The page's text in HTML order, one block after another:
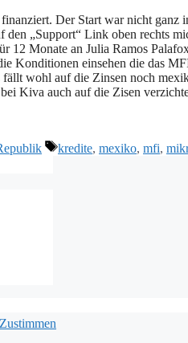
Der Start war nicht
„Support“ Link oben rechts
12 Monate an Julia Ramos
Konditionen einsehen die das
wohl auf die Zinsen noch
Kiva auch auf die Zisen
Schlagwörter
kredite, mexiko, mfi,
Zustimmen